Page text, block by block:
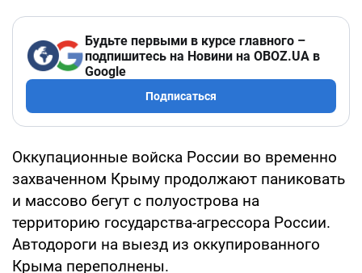
Будьте первыми в курсе главного –
подпишитесь на Новини на OBOZ.UA в
Google
Подписаться
Оккупационные войска России во временно
захваченном Крыму продолжают паниковать
и массово бегут с полуострова на
территорию государства-агрессора России.
Автодороги на выезд из оккупированного
Крыма переполнены.